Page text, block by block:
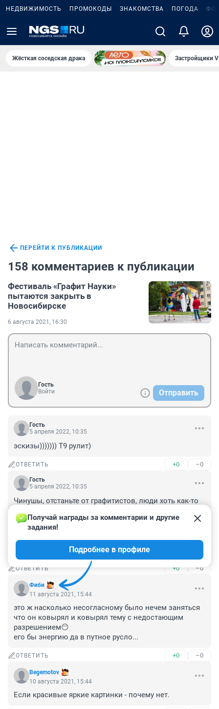
НЕДВИЖИМОСТЬ ПРОМОКОДЫ ЗНАКОМСТВА ПОГОДА
Жёсткая соседская драка Застройщики
ПЕРЕЙТИ К ПУБЛИКАЦИИ
158 комментариев к публикации
Фестиваль «Графит Науки»
пытаются закрыть в
Новосибирске
6 августа 2021, 16:30
Гость
Войти
Отправить
Гость
5 апреля 2022, 10:35
эскизы))))))) Т9 рулит)
ОТВЕТИТЬ +0 –0
Гость
5 апреля 2022, 10:35
Чинушы, отстаньте от графитистов, люди хоть как-то
свободу творчества, требуется только согласовать
экстазы, чтобы было красиво, пусть рисуют.
Заграницей на разрисованных домах туристический
бизнес строят, а здесь ..... тундуки.
ОТВЕТИТЬ +0 –0
Фиби
Получай награды за комментарии и другие
задания!
Подробнее в профиле
11 августа 2021, 15:44
это ж насколько несогласному было нечем заняться
что он ковырял и ковырял тему с недостающим
разрешением😶
его бы энергию да в путное русло...
ОТВЕТИТЬ +0 –0
Begemotov
10 августа 2021, 15:44
Если красивые яркие картинки - почему нет.